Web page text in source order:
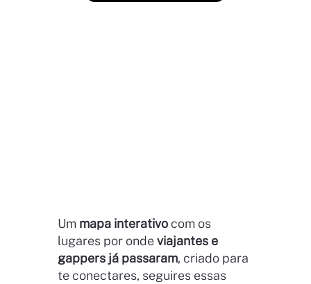
Um mapa interativo com os
lugares por ondeviajantes e
gappers já passaram, criado para
te conectares, seguires essas